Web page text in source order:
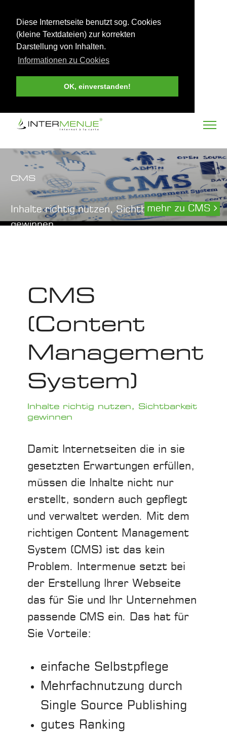
Diese Internetseite benutzt sog. Cookies
(kleine Textdateien) zur korrekten
Darstellung von Inhalten.
Informationen zu Cookies
OK, einverstanden!
CMS
Inhalte richtig nutzen, Sichtbarkeit
gewinnen
mehr zu CMS
CMS
(Content
Management
System)
Inhalte richtig nutzen, Sichtbarkeit
gewinnen
Damit Internetseiten die in sie
gesetzten Erwartungen erfüllen,
müssen die Inhalte nicht nur
erstellt, sondern auch gepflegt
und verwaltet werden. Mit dem
richtigen Content Management
System (CMS) ist das kein
Problem. Intermenue setzt bei
der Erstellung Ihrer Webseite
das für Sie und Ihr Unternehmen
passende CMS ein. Das hat für
Sie Vorteile:
einfache Selbstpflege
Mehrfachnutzung durch
Single Source Publishing
gutes Ranking